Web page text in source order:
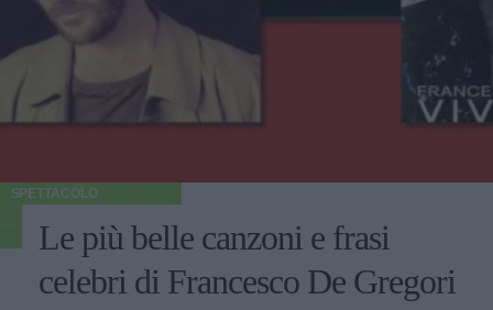
SPETTACOLO
Le più belle canzoni e frasi
celebri di Francesco De Gregori